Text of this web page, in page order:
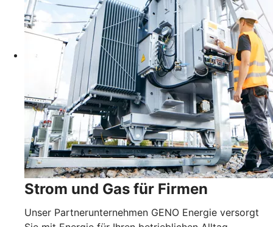
Strom und Gas für Firmen
Unser Partnerunternehmen GENO Energie versorgt